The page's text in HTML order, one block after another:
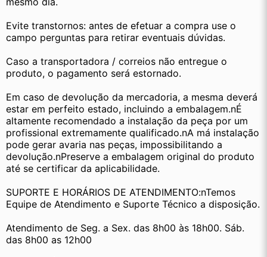
Evite transtornos: antes de efetuar a compra use o
campo perguntas para retirar eventuais dúvidas.
Caso a transportadora / correios não entregue o
produto, o pagamento será estornado.
Em caso de devolução da mercadoria, a mesma deverá
estar em perfeito estado, incluindo a embalagem.nÉ
altamente recomendado a instalação da peça por um
profissional extremamente qualificado.nA má instalação
pode gerar avaria nas peças, impossibilitando a
devolução.nPreserve a embalagem original do produto
até se certificar da aplicabilidade.
SUPORTE E HORÁRIOS DE ATENDIMENTO:nTemos
Equipe de Atendimento e Suporte Técnico a disposição.
Atendimento de Seg. a Sex. das 8h00 às 18h00. Sáb.
das 8h00 as 12h00